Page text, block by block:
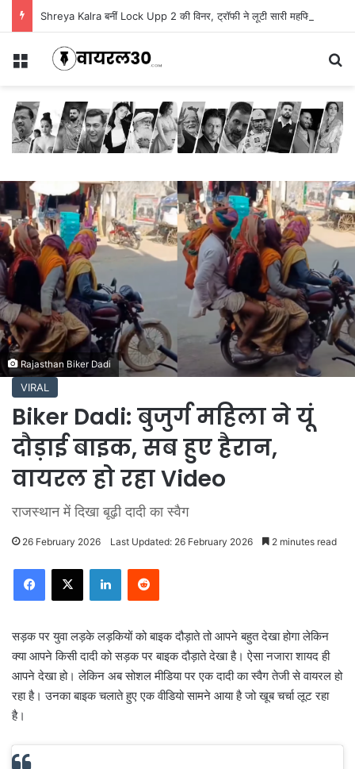
Shreya Kalra बनीं Lock Upp 2 की विनर, ट्रॉफी ने लूटी सारी महफिल
Menu
Rajasthan Biker Dadi
VIRAL
Biker Dadi: बुजुर्ग महिला ने यूं
दौड़ाई बाइक, सब हुए हैरान,
वायरल हो रहा Video
राजस्थान में दिखा बूढ़ी दादी का स्वैग
26 February 2026 Last Updated: 26 February 2026 2 minutes read
LinkedInReddit
सड़क पर युवा लड़के लड़कियों को बाइक दौड़ाते तो आपने बहुत देखा होगा लेकिन
क्या आपने किसी दादी को सड़क पर बाइक दौड़ाते देखा है। ऐसा नजारा शायद ही
आपने देखा हो। लेकिन अब सोशल मीडिया पर एक दादी का स्वैग तेजी से वायरल हो
रहा है। उनका बाइक चलाते हुए एक वीडियो सामने आया है जो खूब चर्चा लूट रहा
है।